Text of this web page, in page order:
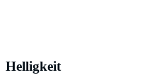
Helligkeit